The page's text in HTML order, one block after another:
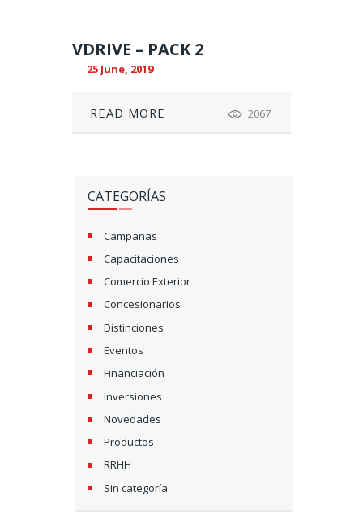
VDRIVE – PACK 2
25 June, 2019
READ MORE 2067
CATEGORÍAS
Campañas
Capacitaciones
Comercio Exterior
Concesionarios
Distinciones
Eventos
Financiación
Inversiones
Novedades
Productos
RRHH
Sin categoría